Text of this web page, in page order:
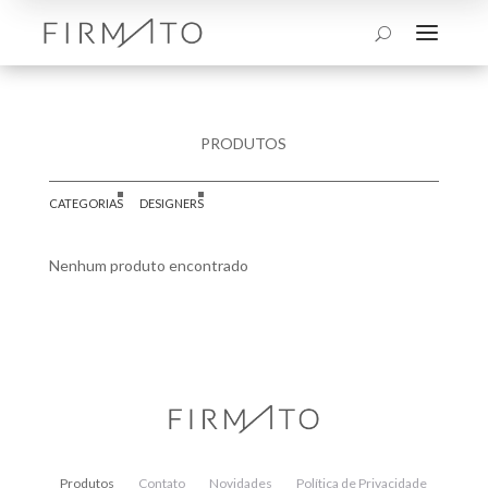
U a
PRODUTOS
CATEGORIAS DESIGNERS
Nenhum produto encontrado
Produtos Contato Novidades
Política de Privacidade